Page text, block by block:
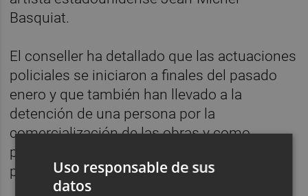
Basquiat.
El conseller ha detallado que las actuaciones
policiales se iniciaron a finales del pasado
enero y que también han llevado a la
detención de una persona por la
comercialización de las obras y como
presunta autora de delitos contra la
propiedad intelectual y estafa.
Uso responsable de sus
datos